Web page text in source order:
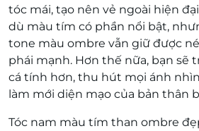
tóc mái, tạo nên vẻ ngoài hiện
dù màu tím có phần nổi bật,
tone màu ombre vẫn giữ được
phái mạnh. Hơn thế nữa, bạn sẽ
cá tính hơn, thu hút mọi ánh
làm mới diện mạo của bản thân
Tóc nam màu tím than ombre